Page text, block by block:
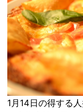
1月14日の得する